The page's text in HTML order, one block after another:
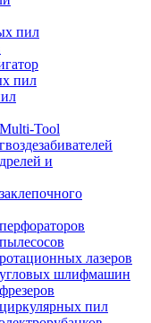
пил
пил
Tool
и
лазеров
шлифмашин
пил